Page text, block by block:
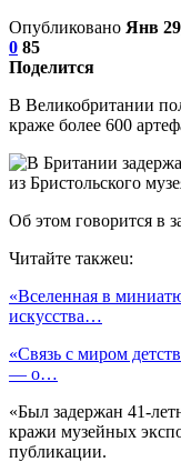
Опубликовано Янв
0 85
Поделится
В Великобритании
краже более 600
Об этом говорится в
Читайте такжеu:
«Вселенная в
искусства…
«Связь с миром
— о…
«Был задержан 41-
кражи музейных
публикации.